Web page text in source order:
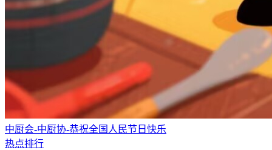
中厨会-中厨协-恭祝全国人民节日快乐
热点排行